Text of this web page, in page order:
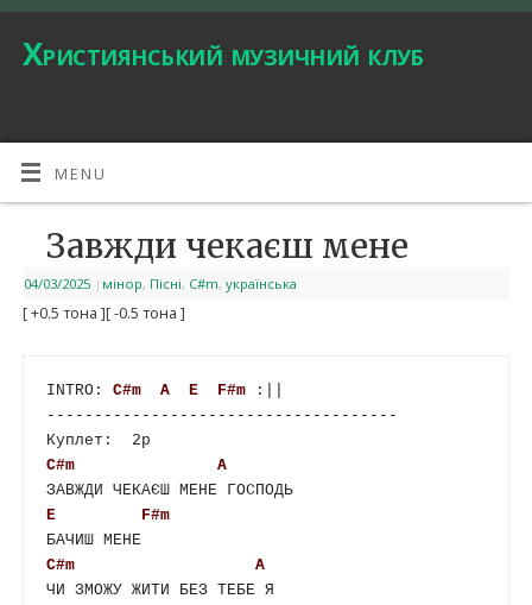
Християнський музичний клуб
MENU
Завжди чекаєш мене
04/03/2025 | мінор, Пісні, С#m, українська
[ +0.5 тона ][ -0.5 тона ]
INTRO: C#m A E F#m :||
-------------------------------------
C#m
A
E
F#m
БАЧИШ МЕНЕ
C#m
A